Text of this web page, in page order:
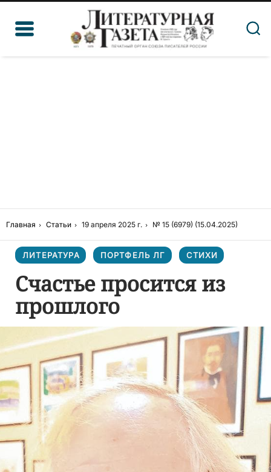
Главная Статьи 19 апреля 2025 г. № 15 (6979) (15.04.2025)
ЛИТЕРАТУРА ПОРТФЕЛЬ ЛГ СТИХИ
Счастье просится из
прошлого